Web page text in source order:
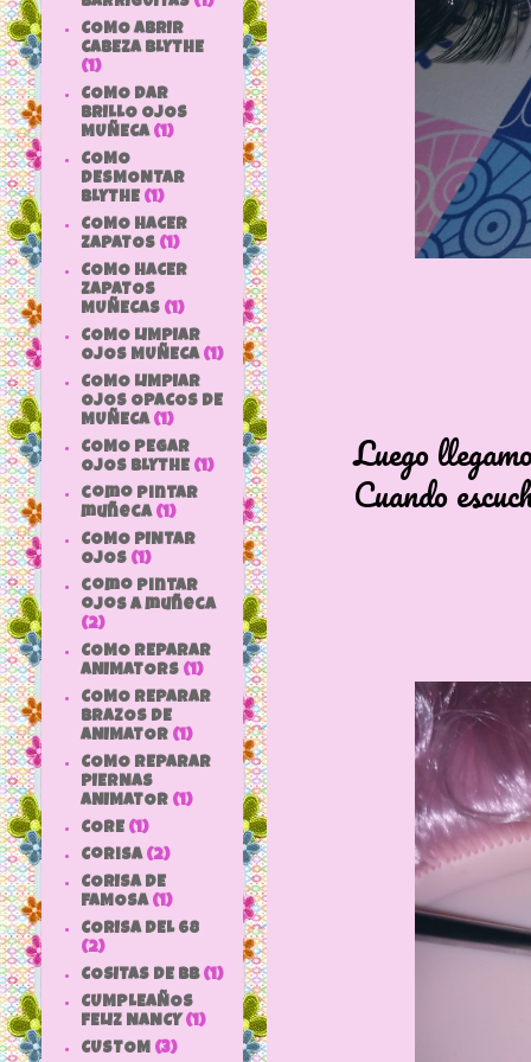
Luego
Cuando
COMO ABRIR
CABEZA BLYTHE
(1)
COMO DAR
BRILLO OJOS
MUÑECA (1)
COMO
DESMONTAR
BLYTHE (1)
COMO HACER
ZAPATOS (1)
COMO HACER
ZAPATOS
MUÑECAS (1)
COMO LIMPIAR
OJOS MUÑECA (1)
COMO LIMPIAR
OJOS OPACOS DE
MUÑECA (1)
COMO PEGAR
OJOS BLYTHE (1)
como pintar
muñeca (1)
COMO PINTAR
OJOS (1)
como pintar
ojos a muñeca
(2)
COMO REPARAR
ANIMATORS (1)
COMO REPARAR
BRAZOS DE
ANIMATOR (1)
COMO REPARAR
PIERNAS
ANIMATOR (1)
CORE (1)
Corisa (2)
CORISA DE
FAMOSA (1)
CORISA DEL 68
(2)
COSITAS DE bb (1)
CUMPLEAÑOS
FELIZ NANCY (1)
CUSTOM (3)